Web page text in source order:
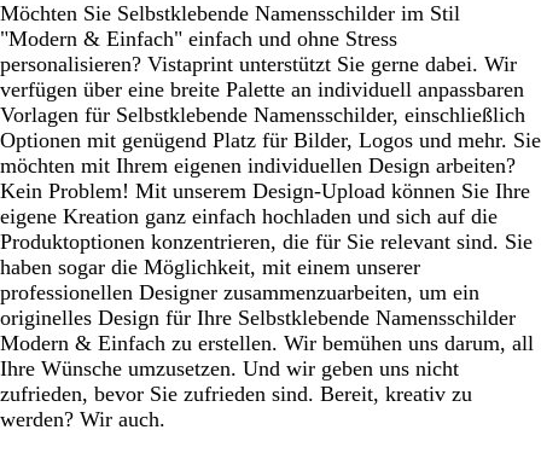
Möchten Sie Selbstklebende Namensschilder im Stil
"Modern & Einfach" einfach und ohne Stress
personalisieren? Vistaprint unterstützt Sie gerne dabei. Wir
verfügen über eine breite Palette an individuell anpassbaren
Vorlagen für Selbstklebende Namensschilder, einschließlich
Optionen mit genügend Platz für Bilder, Logos und mehr. Sie
möchten mit Ihrem eigenen individuellen Design arbeiten?
Kein Problem! Mit unserem Design-Upload können Sie Ihre
eigene Kreation ganz einfach hochladen und sich auf die
Produktoptionen konzentrieren, die für Sie relevant sind. Sie
haben sogar die Möglichkeit, mit einem unserer
professionellen Designer zusammenzuarbeiten, um ein
originelles Design für Ihre Selbstklebende Namensschilder
Modern & Einfach zu erstellen. Wir bemühen uns darum, all
Ihre Wünsche umzusetzen. Und wir geben uns nicht
zufrieden, bevor Sie zufrieden sind. Bereit, kreativ zu
werden? Wir auch.